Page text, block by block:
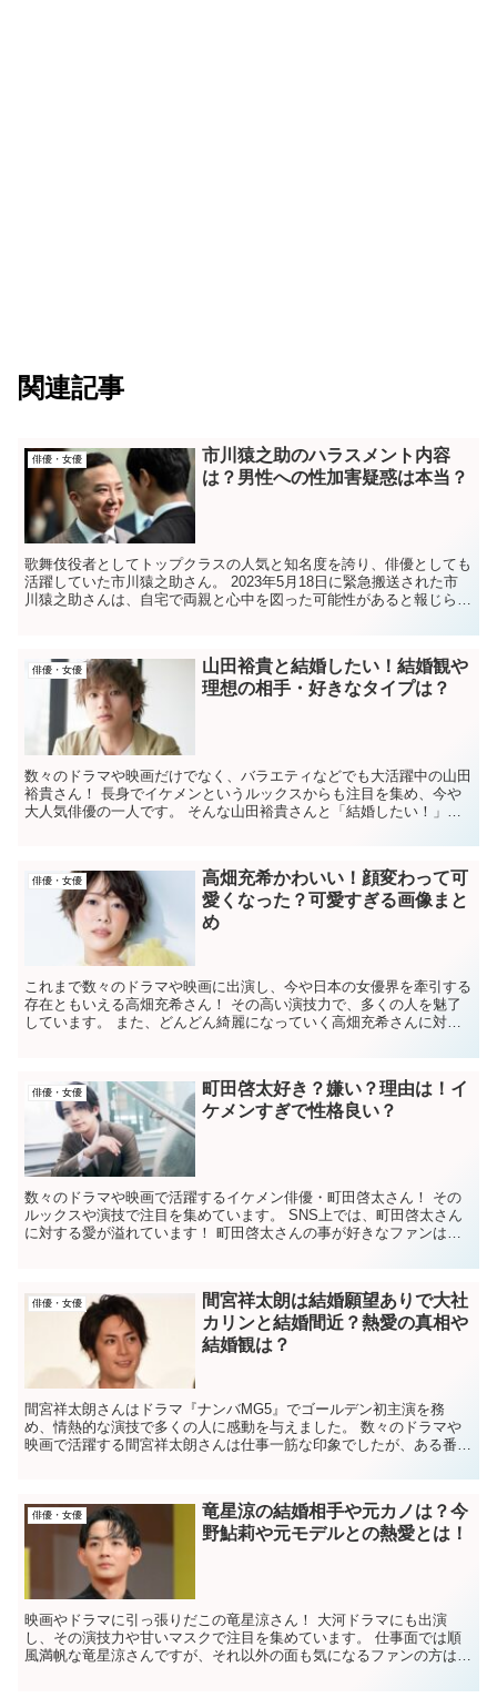
関連記事
俳優・女優
市川猿之助のハラスメント内容
は？男性への性加害疑惑は本当？
歌舞伎役者としてトップクラスの人気と知名度を誇り、俳優としても
活躍していた市川猿之助さん。 2023年5月18日に緊急搬送された市
川猿之助さんは、自宅で両親と心中を図った可能性があると報じられ
俳優・女優
山田裕貴と結婚したい！結婚観や
理想の相手・好きなタイプは？
数々のドラマや映画だけでなく、バラエティなどでも大活躍中の山田
裕貴さん！ 長身でイケメンというルックスからも注目を集め、今や
大人気俳優の一人です。 そんな山田裕貴さんと「結婚したい！」と
俳優・女優
高畑充希かわいい！顔変わって可
愛くなった？可愛すぎる画像まと
め
これまで数々のドラマや映画に出演し、今や日本の女優界を牽引する
存在ともいえる高畑充希さん！ その高い演技力で、多くの人を魅了
しています。 また、どんどん綺麗になっていく高畑充希さんに対し
俳優・女優
町田啓太好き？嫌い？理由は！イ
ケメンすぎで性格良い？
数々のドラマや映画で活躍するイケメン俳優・町田啓太さん！ その
ルックスや演技で注目を集めています。 SNS上では、町田啓太さん
に対する愛が溢れています！ 町田啓太さんの事が好きなファンはも
俳優・女優
間宮祥太朗は結婚願望ありで大社
カリンと結婚間近？熱愛の真相や
結婚観は？
間宮祥太朗さんはドラマ『ナンバMG5』でゴールデン初主演を務
め、情熱的な演技で多くの人に感動を与えました。 数々のドラマや
映画で活躍する間宮祥太朗さんは仕事一筋な印象でしたが、ある番組
俳優・女優
竜星涼の結婚相手や元カノは？​​今
野鮎莉や元モデルとの熱愛とは！
映画やドラマに引っ張りだこの竜星涼さん！ 大河ドラマにも出演
し、その演技力や甘いマスクで注目を集めています。 仕事面では順
風満帆な竜星涼さんですが、それ以外の面も気になるファンの方は多